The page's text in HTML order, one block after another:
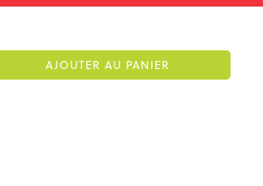
AJOUTER AU PANIER